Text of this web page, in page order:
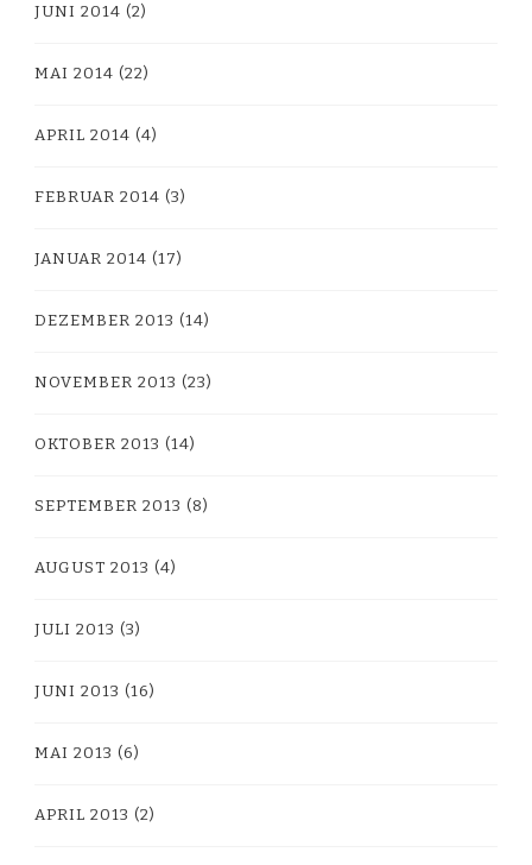
JUNI 2014 (2)
MAI 2014 (22)
APRIL 2014 (4)
FEBRUAR 2014 (3)
JANUAR 2014 (17)
DEZEMBER 2013 (14)
NOVEMBER 2013 (23)
OKTOBER 2013 (14)
SEPTEMBER 2013 (8)
AUGUST 2013 (4)
JULI 2013 (3)
JUNI 2013 (16)
MAI 2013 (6)
APRIL 2013 (2)